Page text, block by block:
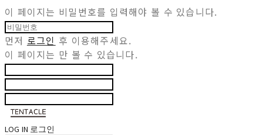
이 페이지는 비밀번호를 입력해야 볼 수 있습니다.
먼저 로그인 후 이용해주세요.
이 페이지는 만 볼 수 있습니다.
LOG IN 로그인